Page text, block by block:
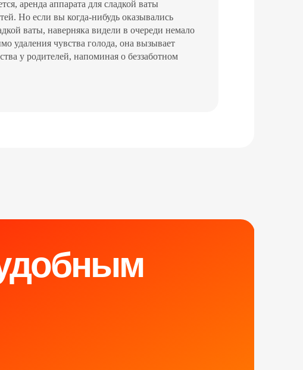
аренда аппарата для сладкой ваты
Но если вы когда-нибудь оказывались
ваты, наверняка видели в очереди немало
удаления чувства голода, она вызывает
у родителей, напоминая о беззаботном